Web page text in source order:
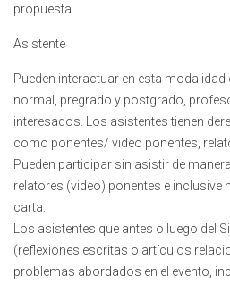
propuesta.
Asistente
Pueden interactuar en esta modalidad
normal, pregrado y postgrado,
interesados. Los asistentes tienen
como ponentes/ video ponentes,
Pueden participar sin asistir de
relatores (video) ponentes e inclusive
carta.
Los asistentes que antes o luego del
(reflexiones escritas o artículos
problemas abordados en el evento,